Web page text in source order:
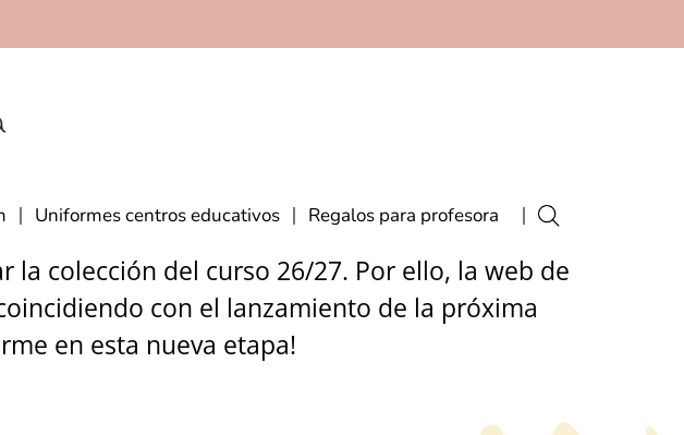
Uniformes centros educativos Regalos para profesora
colección del curso 26/27. Por ello, la web de
con el lanzamiento de la próxima
en esta nueva etapa!